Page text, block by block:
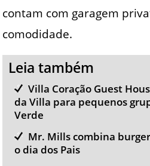
contam com garagem
comodidade.
Leia também
Villa Coração Guest
da Villa para pequenos
Verde
Mr. Mills combina
o dia dos Pais